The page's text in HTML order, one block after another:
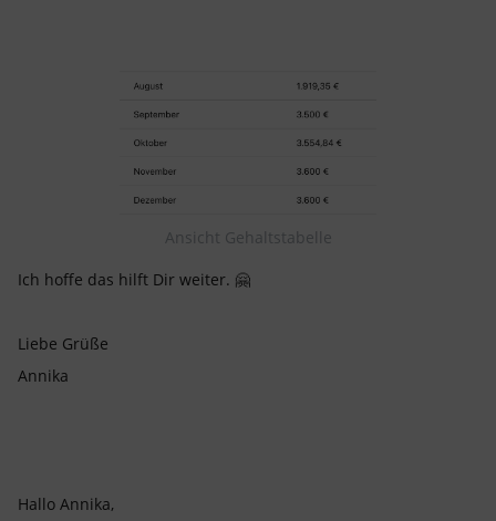
Ansicht Gehaltstabelle
Ich hoffe das hilft Dir weiter. 🤗
Liebe Grüße
Annika
Hallo Annika,